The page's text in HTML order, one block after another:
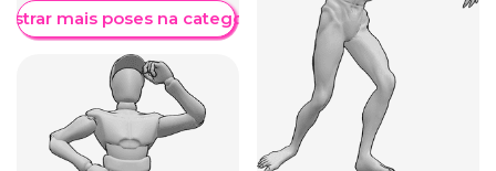
mais poses na categoria